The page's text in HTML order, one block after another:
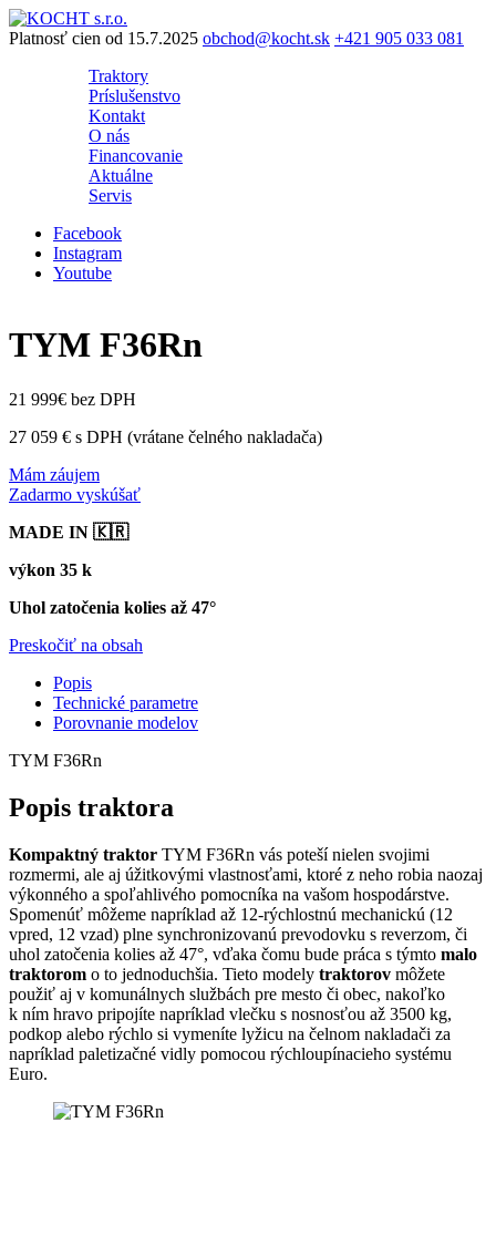
Preskočiť
na
Platnosť cien od 15.7.2025 obchod@kocht.sk +421 905 033 081
Traktory
Príslušenstvo
Kontakt
O nás
Financovanie
Aktuálne
Servis
Facebook
Instagram
Youtube
TYM F36Rn
21 999€ bez DPH
27 059 € s DPH (vrátane čelného nakladača)
Mám záujem
Zadarmo vyskúšať
MADE IN 🇰🇷
výkon 35 k
Uhol zatočenia kolies až 47°
Preskočiť na obsah
Popis
Technické parametre
Porovnanie modelov
TYM F36Rn
Popis traktora
Kompaktný traktor TYM F36Rn vás poteší nielen svojimi
rozmermi, ale aj úžitkovými vlastnosťami, ktoré z neho robia naozaj
výkonného a spoľahlivého pomocníka na vašom hospodárstve.
Spomenúť môžeme napríklad až 12-rýchlostnú mechanickú (12
vpred, 12 vzad) plne synchronizovanú prevodovku s reverzom, či
uhol zatočenia kolies až 47°, vďaka čomu bude práca s týmto malo
traktorom o to jednoduchšia. Tieto modely traktorov môžete
použiť aj v komunálnych službách pre mesto či obec, nakoľko
k ním hravo pripojíte napríklad vlečku s nosnosťou až 3500 kg,
podkop alebo rýchlo si vymeníte lyžicu na čelnom nakladači za
napríklad paletizačné vidly pomocou rýchloupínacieho systému
Euro.